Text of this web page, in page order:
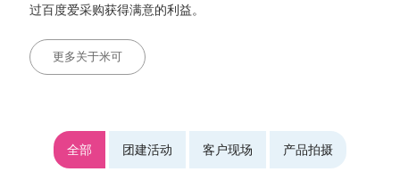
过百度爱采购获得满意的利益。
更多关于米可
全部 团建活动 客户现场 产品拍摄